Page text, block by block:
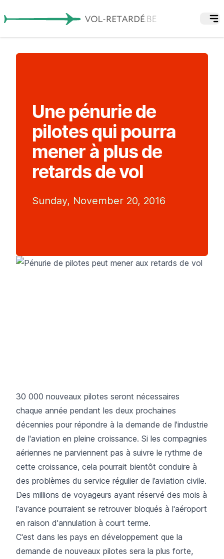
Une pénurie de
pilotes qui pourra
mener à plus de
retards de vol
Sunday, November 20, 2016
30 000 nouveaux pilotes seront nécessaires
chaque année pendant les deux prochaines
décennies pour répondre à la demande de l'industrie
de l'aviation en pleine croissance. Si les compagnies
aériennes ne parviennent pas à suivre le rythme de
cette croissance, cela pourrait bientôt conduire à
des problèmes du service régulier de l’aviation civile.
Des millions de voyageurs ayant réservé des mois à
l'avance pourraient se retrouver bloqués à l'aéroport
en raison d'annulation à court terme.
C'est dans les pays en développement que la
demande de nouveaux pilotes sera la plus forte,